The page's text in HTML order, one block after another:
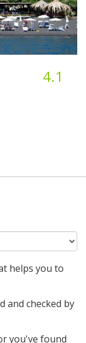
4.1
helps you to
and checked by
you've found